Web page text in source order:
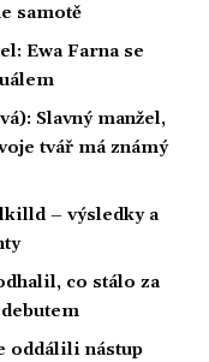
samotě
Ewa Farna se
Slavný manžel,
tvář má známý
– výsledky a
co stálo za
oddálili nástup